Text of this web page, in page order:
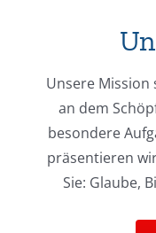
Unsere
an dem
besondere
präsentieren
Sie: Glaube,